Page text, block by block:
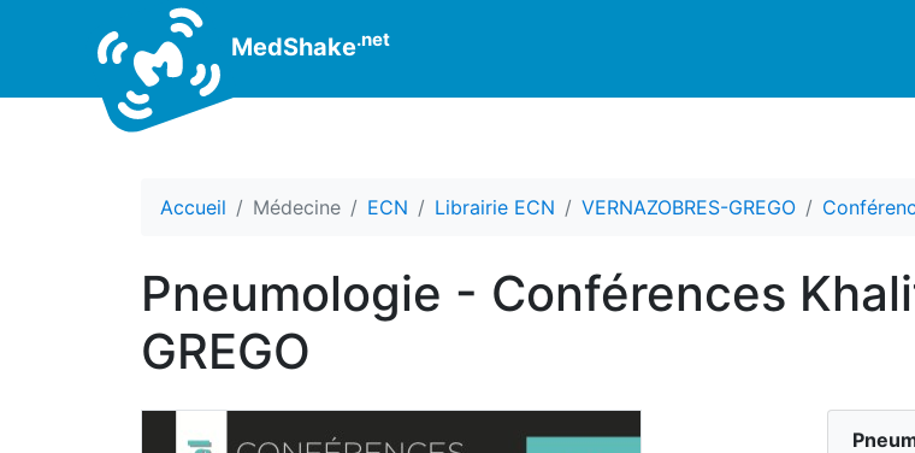
MedShake.net
Accueil Médecine ECN Librairie ECN VERNAZOBRES-GREGO
Pneumologie - Conférences
GREGO